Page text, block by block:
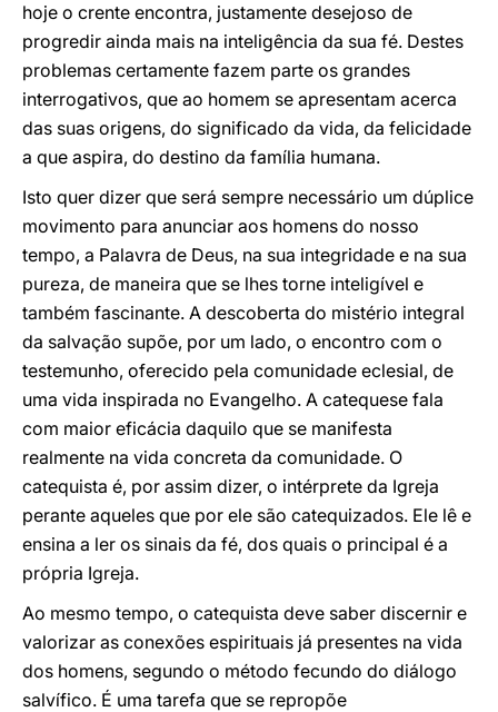
hoje o crente encontra, justamente desejoso de
progredir ainda mais na inteligência da sua fé. Destes
problemas certamente fazem parte os grandes
interrogativos, que ao homem se apresentam acerca
das suas origens, do significado da vida, da felicidade
a que aspira, do destino da família humana.
Isto quer dizer que será sempre necessário um dúplice
movimento para anunciar aos homens do nosso
tempo, a Palavra de Deus, na sua integridade e na sua
pureza, de maneira que se lhes torne inteligível e
também fascinante. A descoberta do mistério integral
da salvação supõe, por um lado, o encontro com o
testemunho, oferecido pela comunidade eclesial, de
uma vida inspirada no Evangelho. A catequese fala
com maior eficácia daquilo que se manifesta
realmente na vida concreta da comunidade. O
catequista é, por assim dizer, o intérprete da Igreja
perante aqueles que por ele são catequizados. Ele lê e
ensina a ler os sinais da fé, dos quais o principal é a
própria Igreja.
Ao mesmo tempo, o catequista deve saber discernir e
valorizar as conexões espirituais já presentes na vida
dos homens, segundo o método fecundo do diálogo
salvífico. É uma tarefa que se repropõe